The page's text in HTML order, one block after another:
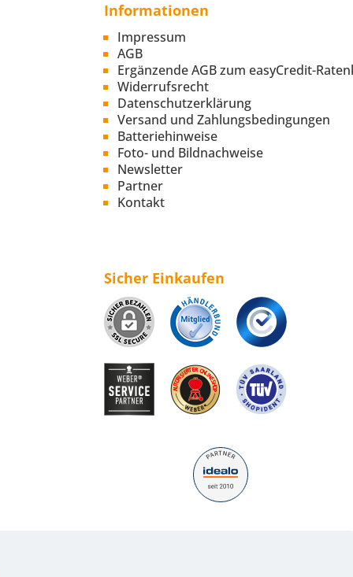
Informationen
Impressum
AGB
Ergänzende AGB zum easyCredit-
Widerrufsrecht
Datenschutzerklärung
Versand und Zahlungsbedingungen
Batteriehinweise
Foto- und Bildnachweise
Newsletter
Partner
Kontakt
Sicher Einkaufen